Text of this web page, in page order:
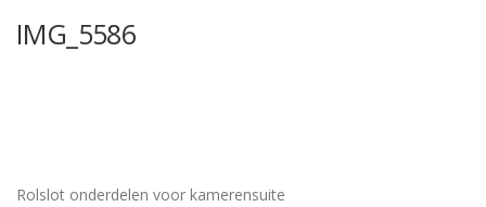
IMG_5586
Rolslot onderdelen voor kamerensuite